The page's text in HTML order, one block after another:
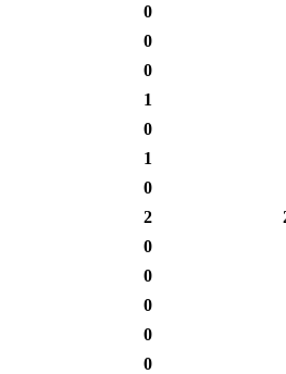
0
0
0
1
0
1
0
2
0
0
0
0
0